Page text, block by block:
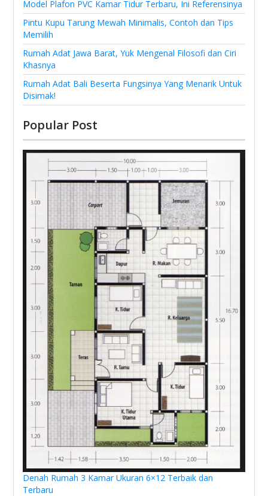
Model Plafon PVC Kamar Tidur Terbaru, Ini Referensinya
Pintu Kupu Tarung Mewah Minimalis, Contoh dan Tips
Memilih
Rumah Adat Jawa Barat, Yuk Mengenal Filosofi dan Ciri
Khasnya
Rumah Adat Bali Beserta Fungsinya Yang Menarik Untuk
Disimak!
Popular Post
Denah Rumah 3 Kamar Ukuran 6×12 Terbaik dan
Terbaru